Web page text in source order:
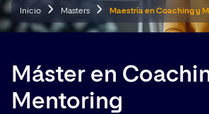
Inicio Masters Maestría en Coaching y
Máster en
Mentoring